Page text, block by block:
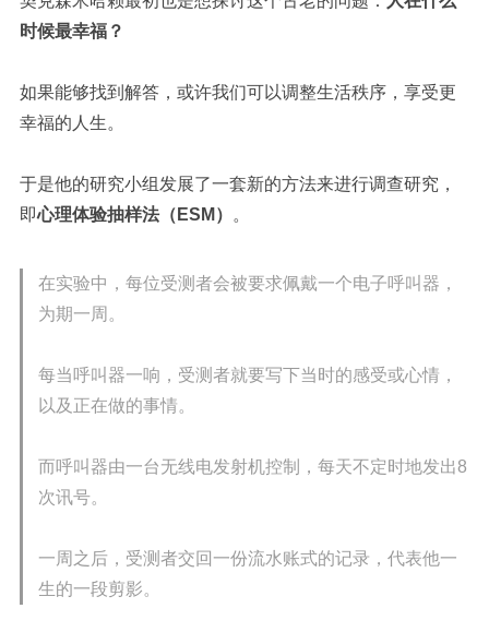
时候最幸福？
如果能够找到解答，或许我们可以调整生活秩序，享受更
幸福的人生。
于是他的研究小组发展了一套新的方法来进行调查研究，
即心理体验抽样法（ESM） 。
在实验中，每位受测者会被要求佩戴一个电子呼叫器，
为期一周。
每当呼叫器一响，受测者就要写下当时的感受或心情，
以及正在做的事情。
而呼叫器由一台无线电发射机控制，每天不定时地发出8
次讯号。
一周之后，受测者交回一份流水账式的记录，代表他一
生的一段剪影。